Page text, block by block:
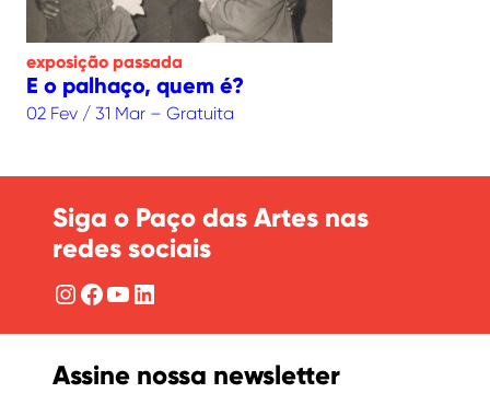
exposição passada
E o palhaço, quem é?
02 Fev / 31 Mar – Gratuita
Siga o Paço das Artes nas
redes sociais
Instagram
Facebook
YouTube
LinkedIn
Assine nossa newsletter